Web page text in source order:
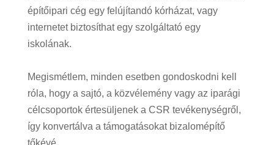
építőipari cég egy felújítandó kórházat, vagy
internetet biztosíthat egy szolgáltató egy
iskolának.
Megismétlem, minden esetben gondoskodni kell
róla, hogy a sajtó, a közvélemény vagy az iparági
célcsoportok értesüljenek a CSR tevékenységről,
így konvertálva a támogatásokat bizalomépítő
tőkévé.